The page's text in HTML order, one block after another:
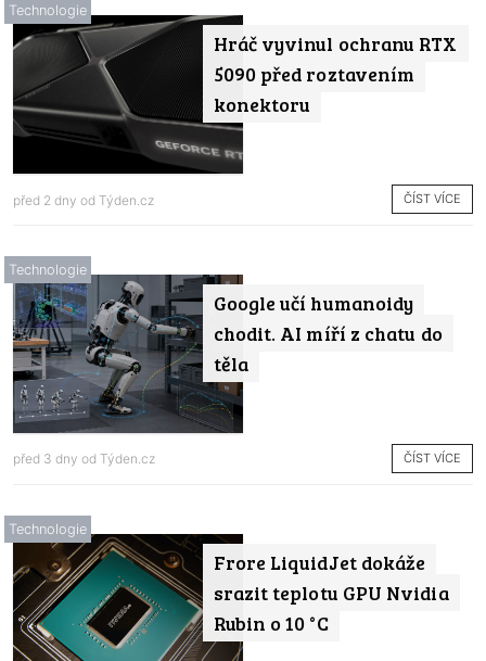
Hráč vyvinul ochranu RTX
5090 před roztavením
konektoru
Technologie
před 2 dny od Týden.cz ČÍST VÍCE
Google učí humanoidy
chodit. AI míří z chatu do
těla
Technologie
před 3 dny od Týden.cz ČÍST VÍCE
Frore LiquidJet dokáže
srazit teplotu GPU Nvidia
Rubin o 10 °C
Technologie